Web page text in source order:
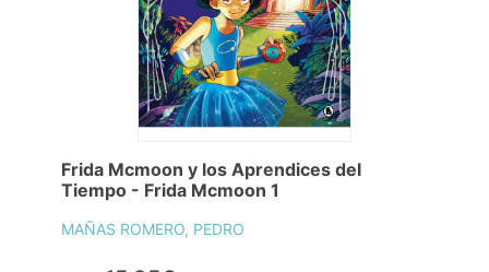
Frida Mcmoon y los Aprendices del
Tiempo - Frida Mcmoon 1
MAÑAS ROMERO, PEDRO